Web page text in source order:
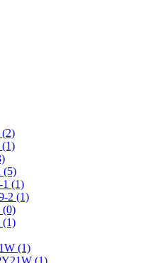
(2)
(5)
1 (1)
2 (1)
(0)
(1)
(1)
(1)